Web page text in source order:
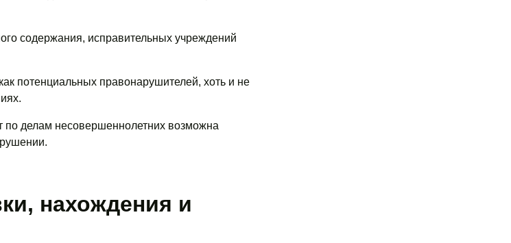
содержания, исправительных учреждений
потенциальных правонарушителей, хоть и не
по делам несовершеннолетних возможна
нахождения и